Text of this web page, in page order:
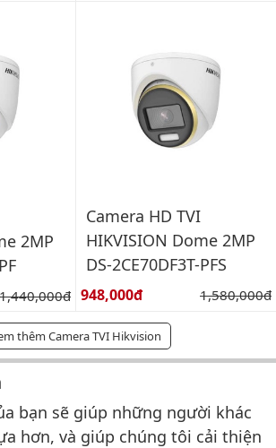
2MP
Giá gốc:
1,440,000đ
Camera HD TVI
HIKVISION Dome 2MP
DS-2CE70DF3T-PFS
Giá bán:
948,000đ Giá gốc:
1,580,000đ
thêm Camera TVI Hikvision
& Đánh giá
bạn sẽ giúp những người khác
hơn, và giúp chúng tôi cải thiện